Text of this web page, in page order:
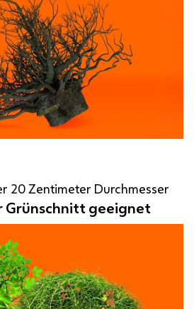
20 Zentimeter Durchmesser
Grünschnitt geeignet